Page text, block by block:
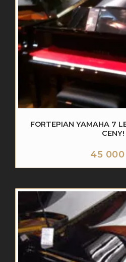
FORTEPIAN YAMAHA 7
CENY!
45 000